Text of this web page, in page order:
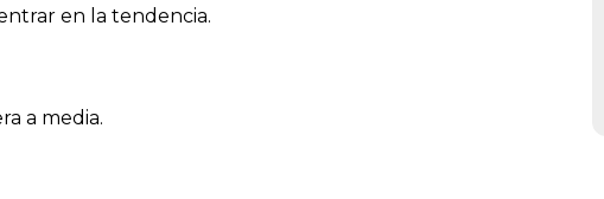
en la tendencia.
a media.